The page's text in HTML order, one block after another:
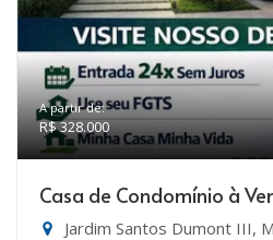
A partir de:
R$ 328.000
Casa de Condomínio à
Jardim Santos Dumont III,